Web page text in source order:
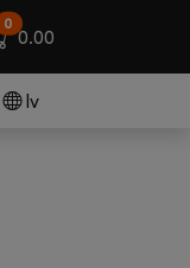
0
0.00
lv